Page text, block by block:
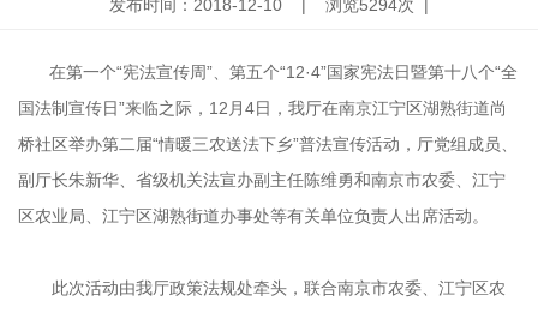
发布时间：2018-12-10 | 浏览5294次 |
在第一个“宪法宣传周”、第五个“12·4”国家宪法日暨第十八个“全
国法制宣传日”来临之际，12月4日，我厅在南京江宁区湖熟街道尚
桥社区举办第二届“情暖三农送法下乡”普法宣传活动，厅党组成员、
副厅长朱新华、省级机关法宣办副主任陈维勇和南京市农委、江宁
区农业局、江宁区湖熟街道办事处等有关单位负责人出席活动。
此次活动由我厅政策法规处牵头，联合南京市农委、江宁区农